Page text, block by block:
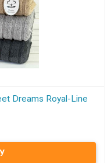
Dreams Royal-Line
из 3-х штук 70х140 см
100%